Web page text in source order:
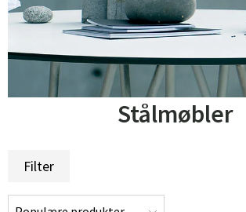
Stålmøbler
Filter